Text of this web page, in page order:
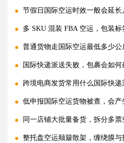
节假日国际空运时效一般会延
多 SKU 混装 FBA 空运，包装
普通货物走国际空运最低多少公
国际快递派送失败，包裹会如
跨境电商发货常用什么国际快递
低申报国际空运货物被查，会
同一店铺大批量备货，拆分多
整托盘空运颠簸散架，缠绕膜